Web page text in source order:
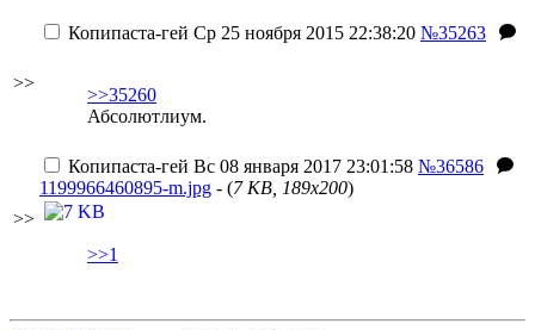
>>
Копипаста-гей Ср 25 ноября 2015 22:38:20 №35263
>>35260
Абсолютлиум.
>>
Копипаста-гей Вс 08 января 2017 23:01:58 №36586
1199966460895-m.jpg - (7 KB, 189x200)
>>1